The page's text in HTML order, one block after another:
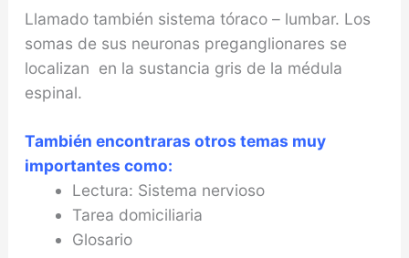
Llamado también sistema tóraco – lumbar. Los
somas de sus neuronas preganglionares se
localizan en la sustancia gris de la médula
espinal.
También encontraras otros temas muy
importantes como:
Lectura: Sistema nervioso
Tarea domiciliaria
Glosario